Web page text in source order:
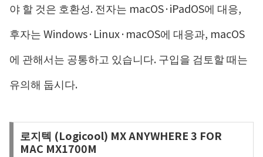
야 할 것은 호환성. 전자는 macOS·iPadOS에 대응,
후자는 Windows·Linux·macOS에 대응과, macOS
에 관해서는 공통하고 있습니다. 구입을 검토할 때는
유의해 둡시다.
로지텍 (Logicool) MX ANYWHERE 3 FOR
MAC MX1700M